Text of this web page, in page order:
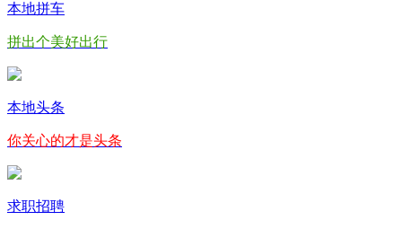
本地拼车
拼出个美好出行
本地头条
你关心的才是头条
求职招聘